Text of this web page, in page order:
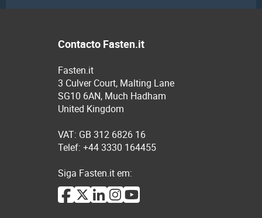
Contacto Fasten.it
Fasten.it
3 Culver Court, Malting Lane
SG10 6AN, Much Hadham
United Kingdom
VAT: GB 312 6826 16
Telef: +44 3330 164455
Siga Fasten.it em: